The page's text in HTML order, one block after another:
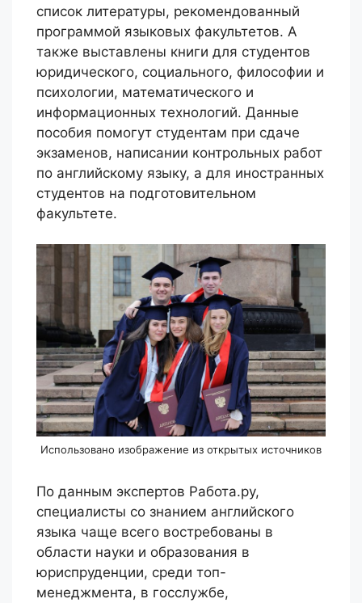
список литературы, рекомендованный
программой языковых факультетов. А
также выставлены книги для студентов
юридического, социального, философии и
психологии, математического и
информационных технологий. Данные
пособия помогут студентам при сдаче
экзаменов, написании контрольных работ
по английскому языку, а для иностранных
студентов на подготовительном
факультете.
Использовано изображение из открытых источников
По данным экспертов Работа.ру,
специалисты со знанием английского
языка чаще всего востребованы в
области науки и образования в
юриспруденции, среди топ-
менеджмента, в госслужбе,